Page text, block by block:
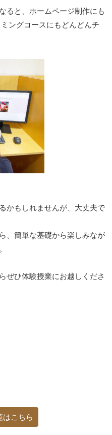
ると、ホームページ制作にも
ングコースにもどんどんチ
かもしれませんが、大丈夫で
、簡単な基礎から楽しみなが
ぜひ体験授業にお越しくださ
はこちら